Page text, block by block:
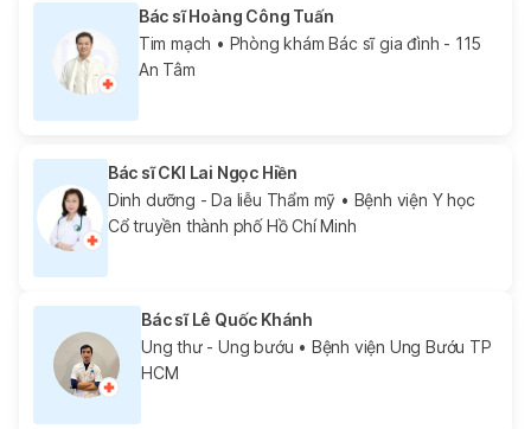
Bác sĩ Hoàng Công Tuấn
Tim mạch • Phòng khám Bác sĩ gia đình - 115
An Tâm
Bác sĩ CKI Lai Ngọc Hiền
Dinh dưỡng - Da liễu Thẩm mỹ • Bệnh viện Y học
Cổ truyền thành phố Hồ Chí Minh
Bác sĩ Lê Quốc Khánh
Ung thư - Ung bướu • Bệnh viện Ung Bướu TP
HCM